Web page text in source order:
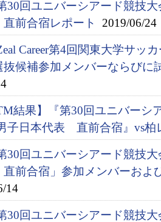
30回ユニバーシアード競技
前合宿レポート
2019/06/24
Career第4回関東大学サ
候補参加メンバーならびに
結果】『第30回ユニバーシ
子日本代表 直前合宿』vs柏
30回ユニバーシアード競技
前合宿」参加メンバーおよ
14
30回ユニバーシアード競技